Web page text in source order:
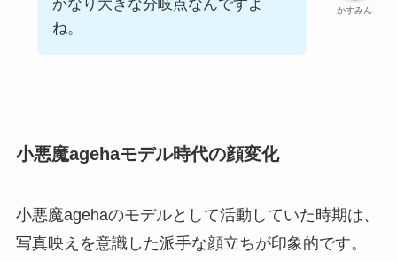
かすみん
かなり大きな分岐点なんですよ
ね。
小悪魔agehaモデル時代の顔変化
小悪魔agehaのモデルとして活動していた時期は、
写真映えを意識した派手な顔立ちが印象的です。